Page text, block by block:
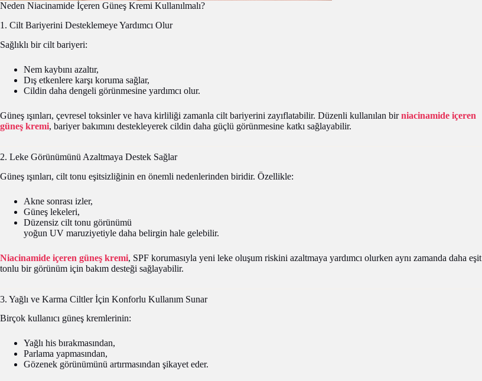
Neden Niacinamide İçeren Güneş Kremi Kullanılmalı?
1. Cilt Bariyerini Desteklemeye Yardımcı Olur
Sağlıklı bir cilt bariyeri:
Nem kaybını azaltır,
Dış etkenlere karşı koruma sağlar,
Cildin daha dengeli görünmesine yardımcı olur.
Güneş ışınları, çevresel toksinler ve hava kirliliği zamanla cilt bariyerini zayıflatabilir. Düzenli kullanılan birniacinamide içeren
güneş kremi, bariyer bakımını destekleyerek cildin daha güçlü görünmesine katkı sağlayabilir.
2. Leke Görünümünü Azaltmaya Destek Sağlar
Güneş ışınları, cilt tonu eşitsizliğinin en önemli nedenlerinden biridir. Özellikle:
Akne sonrası izler,
Güneş lekeleri,
Düzensiz cilt tonu görünümü
yoğun UV maruziyetiyle daha belirgin hale gelebilir.
Niacinamide içeren güneş kremi, SPF korumasıyla yeni leke oluşum riskini azaltmaya yardımcı olurken aynı zamanda daha eşit
tonlu bir görünüm için bakım desteği sağlayabilir.
3. Yağlı ve Karma Ciltler İçin Konforlu Kullanım Sunar
Birçok kullanıcı güneş kremlerinin:
Yağlı his bırakmasından,
Parlama yapmasından,
Gözenek görünümünü artırmasından şikayet eder.